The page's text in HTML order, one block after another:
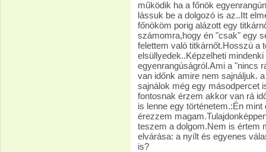
működik ha a főnök
lássuk be a dolgozó is az..Itt
főnököm porig alázott egy
számomra,hogy én "csak" egy
felettem való titkárnőt.Hosszú a
elsüllyedek..Képzelheti
egyenrangúságról.Ami a "nincs
van időnk amire nem sajnáljuk.
sajnálok még egy másodpercet
fontosnak érzem akkor van rá
is lenne egy történetem.:Én
érezzem
teszem a dolgom.Nem is értem
elvárása: a nyílt és egyenes
is?